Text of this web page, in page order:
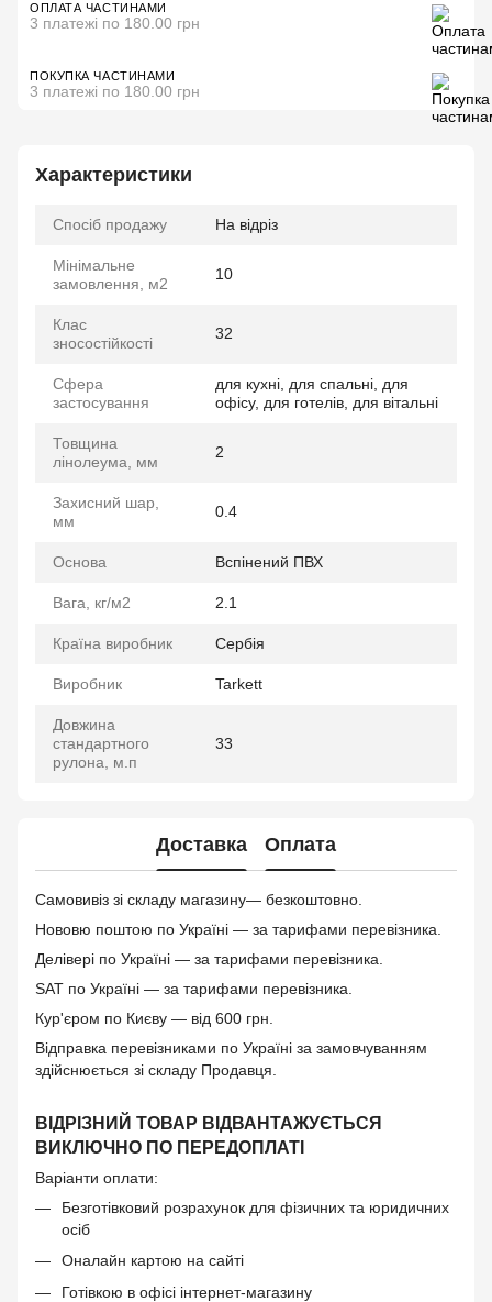
ОПЛАТА ЧАСТИНАМИ
3 платежі по 180.00 грн
ПОКУПКА ЧАСТИНАМИ
3 платежі по 180.00 грн
Характеристики
Спосіб продажу На відріз
Мінімальне
замовлення, м2
10
Клас
зносостійкості
32
Сфера
застосування
для кухні, для спальні, для
офісу, для готелів, для вітальні
Товщина
лінолеума, мм
2
Захисний шар,
мм
0.4
Основа Вспінений ПВХ
Вага, кг/м2 2.1
Країна виробник Сербія
Виробник Tarkett
Довжина
стандартного
рулона, м.п
33
Доставка Оплата
Самовивіз зі складу магазину— безкоштовно.
Нововю поштою по Україні — за тарифами перевізника.
Делівері по Україні — за тарифами перевізника.
SAT по Україні — за тарифами перевізника.
Кур'єром по Києву — від 600 грн.
Відправка перевізниками по Україні за замовчуванням
здійснюється зі складу Продавця.
ВІДРІЗНИЙ ТОВАР ВІДВАНТАЖУЄТЬСЯ
ВИКЛЮЧНО ПО ПЕРЕДОПЛАТІ
Варіанти оплати:
Безготівковий розрахунок для фізичних та юридичних
осіб
Оналайн картою на сайті
Готівкою в офісі інтернет-магазину